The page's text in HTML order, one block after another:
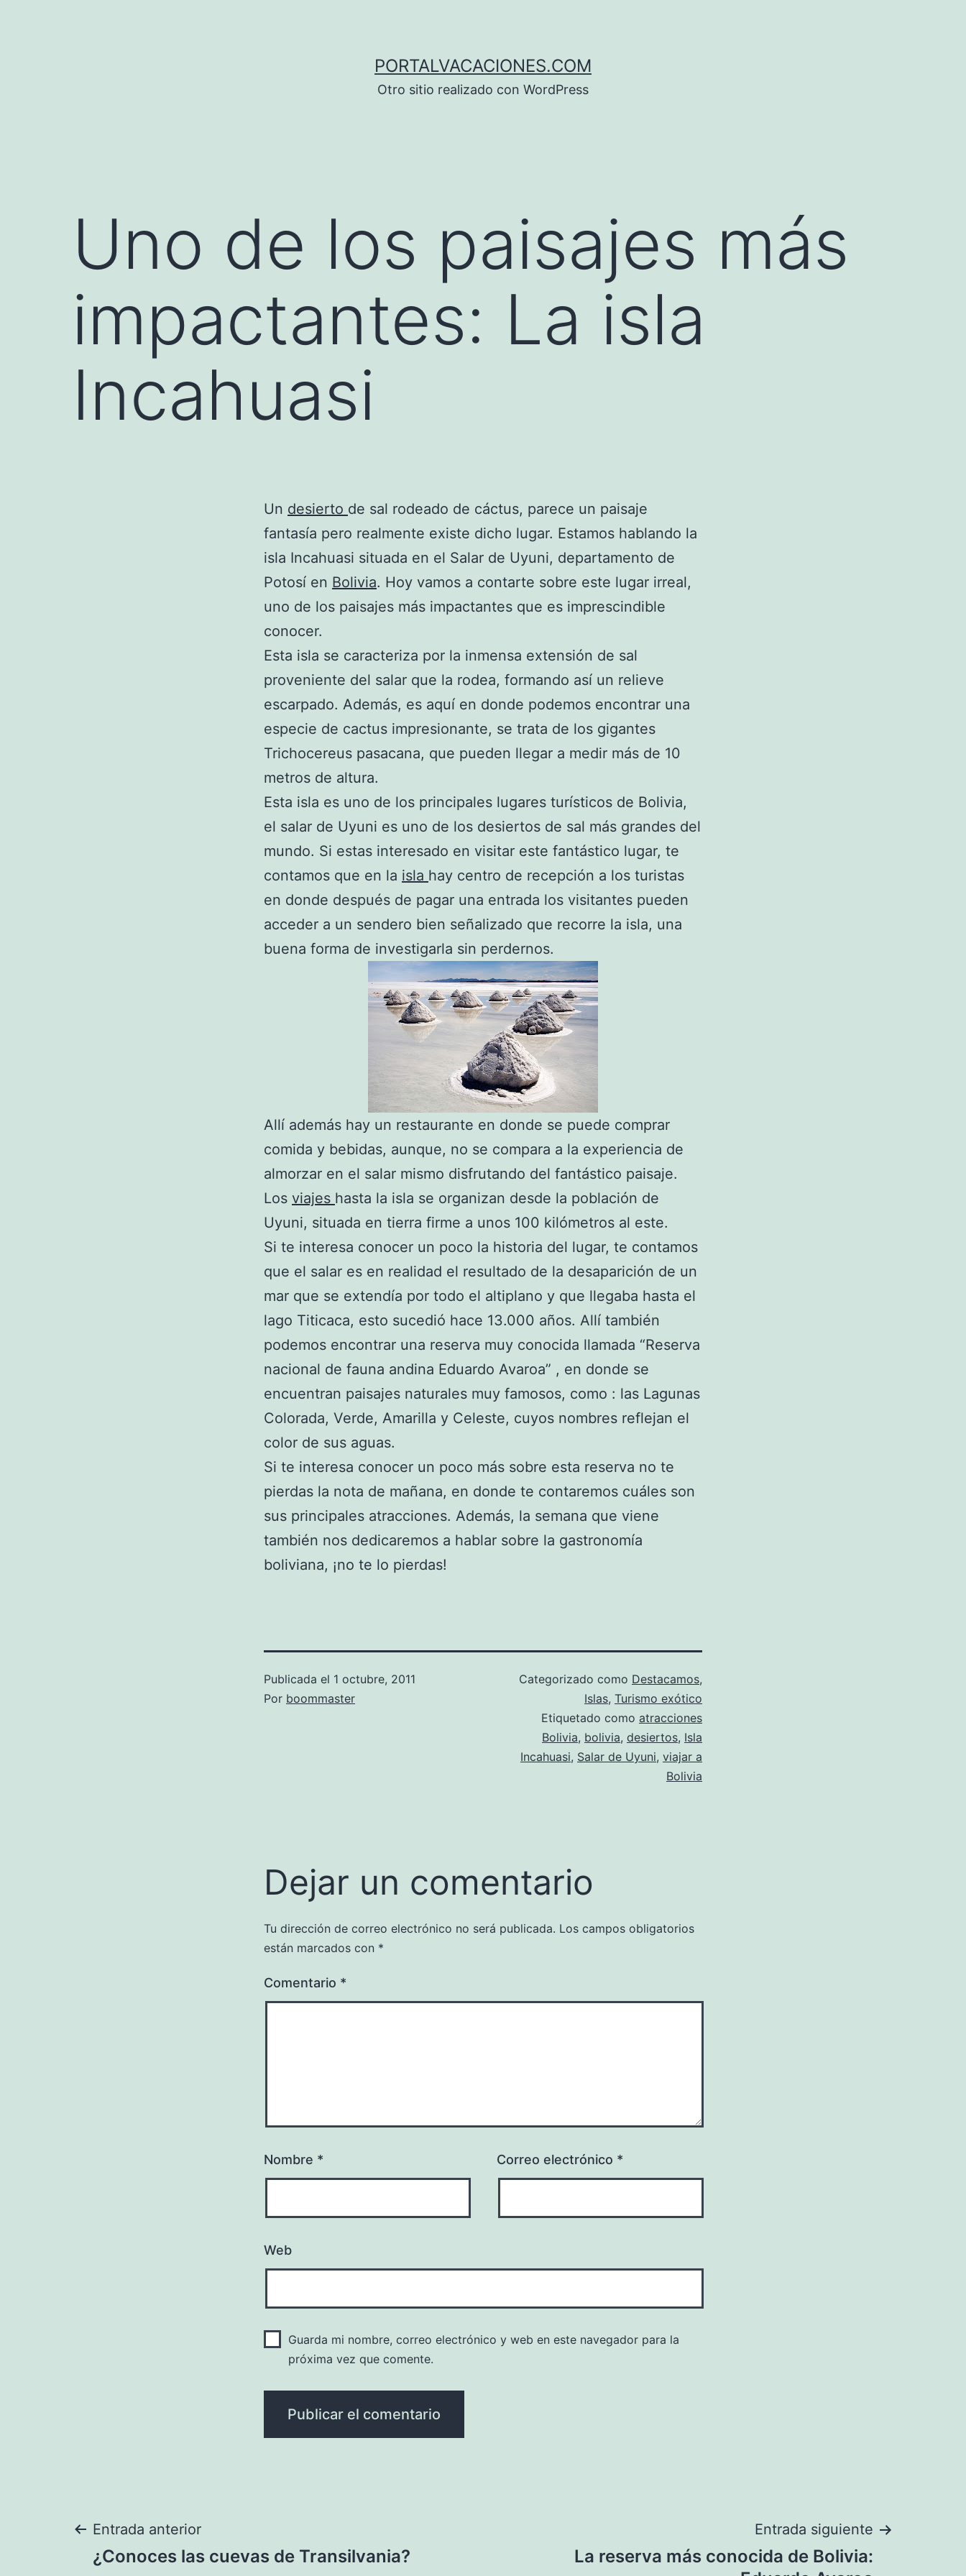
PORTALVACACIONES.COM
Otro sitio realizado con WordPress
Uno de los paisajes más
impactantes: La isla
Incahuasi
Un desierto de sal rodeado de cáctus, parece un paisaje
fantasía pero realmente existe dicho lugar. Estamos hablando la
isla Incahuasi situada en el Salar de Uyuni, departamento de
Potosí en Bolivia. Hoy vamos a contarte sobre este lugar irreal,
uno de los paisajes más impactantes que es imprescindible
conocer.
Esta isla se caracteriza por la inmensa extensión de sal
proveniente del salar que la rodea, formando así un relieve
escarpado. Además, es aquí en donde podemos encontrar una
especie de cactus impresionante, se trata de los gigantes
Trichocereus pasacana, que pueden llegar a medir más de 10
metros de altura.
Esta isla es uno de los principales lugares turísticos de Bolivia,
el salar de Uyuni es uno de los desiertos de sal más grandes del
mundo. Si estas interesado en visitar este fantástico lugar, te
contamos que en la isla hay centro de recepción a los turistas
en donde después de pagar una entrada los visitantes pueden
acceder a un sendero bien señalizado que recorre la isla, una
buena forma de investigarla sin perdernos.
Allí además hay un restaurante en donde se puede comprar
comida y bebidas, aunque, no se compara a la experiencia de
almorzar en el salar mismo disfrutando del fantástico paisaje.
Los viajes hasta la isla se organizan desde la población de
Uyuni, situada en tierra firme a unos 100 kilómetros al este.
Si te interesa conocer un poco la historia del lugar, te contamos
que el salar es en realidad el resultado de la desaparición de un
mar que se extendía por todo el altiplano y que llegaba hasta el
lago Titicaca, esto sucedió hace 13.000 años. Allí también
podemos encontrar una reserva muy conocida llamada “Reserva
nacional de fauna andina Eduardo Avaroa” , en donde se
encuentran paisajes naturales muy famosos, como : las Lagunas
Colorada, Verde, Amarilla y Celeste, cuyos nombres reflejan el
color de sus aguas.
Si te interesa conocer un poco más sobre esta reserva no te
pierdas la nota de mañana, en donde te contaremos cuáles son
sus principales atracciones. Además, la semana que viene
también nos dedicaremos a hablar sobre la gastronomía
boliviana, ¡no te lo pierdas!
Publicada el 1 octubre, 2011
Por boommaster
Categorizado como Destacamos,
Islas, Turismo exótico
Etiquetado como atracciones
Bolivia, bolivia, desiertos, Isla
Incahuasi, Salar de Uyuni, viajar a
Bolivia
Dejar un comentario
Tu dirección de correo electrónico no será publicada. Los campos obligatorios
están marcados con *
Comentario *
Nombre * Correo electrónico *
Web
Guarda mi nombre, correo electrónico y web en este navegador para la
próxima vez que comente.
Navegación
Entrada anterior
¿Conoces las cuevas de Transilvania?
Entrada siguiente
La reserva más conocida de Bolivia: